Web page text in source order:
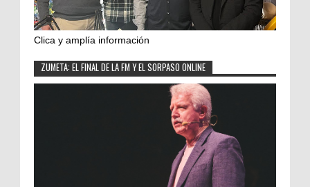
Clica y amplía información
ZUMETA: EL FINAL DE LA FM Y EL SORPASO ONLINE